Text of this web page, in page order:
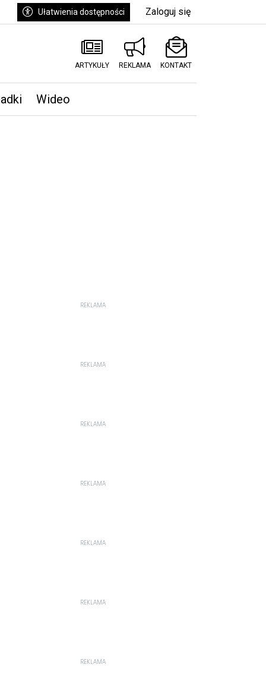
Ułatwienia dostępności Zaloguj się
ARTYKUŁY REKLAMA KONTAKT
Wideo
REKLAMA
REKLAMA
REKLAMA
REKLAMA
REKLAMA
REKLAMA
REKLAMA